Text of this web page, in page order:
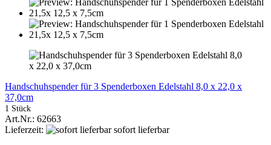
Handschuhspender für 3 Spenderboxen Edelstahl 8,0 x 22,0 x
37,0cm
1 Stück
Art.Nr.: 62663
Lieferzeit:
sofort lieferbar